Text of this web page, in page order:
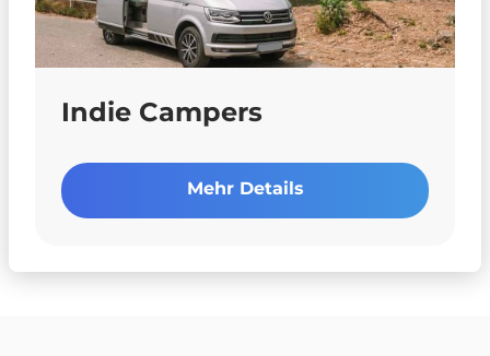
Indie Campers
Mehr Details